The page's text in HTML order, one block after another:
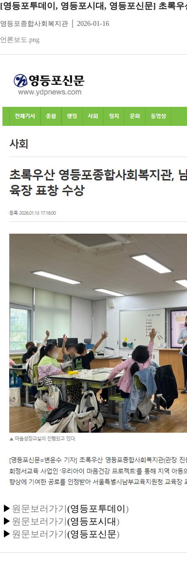
[영등포투데이, 영등포시대, 영등포신문] 초록
영등포종합사회복지관 │ 2026-01-16
언론보도.png
▶ 원문보러가기 (영등포투데이 )
▶ 원문보러가기 (영등포시대)
▶ 원문보러가기 (영등포신문)